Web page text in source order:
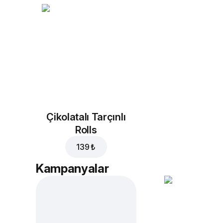
Çikolatalı Tarçınlı
Rolls
139 ₺
Kampanyalar